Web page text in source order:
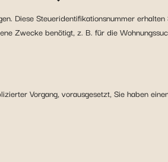
Diese Steueridentifikationsnummer
Zwecke benötigt, z. B. für die
Vorgang, vorausgesetzt, Sie haben